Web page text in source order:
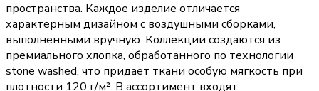
пространства. Каждое изделие отличается
характерным дизайном с воздушными сборками,
выполненными вручную. Коллекции создаются из
премиального хлопка, обработанного по технологии
stone washed, что придает ткани особую мягкость при
плотности 120 г/м². В ассортимент входят